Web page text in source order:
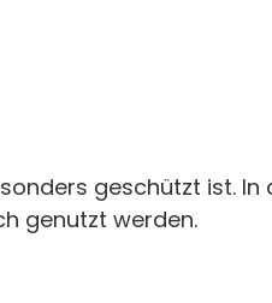
geschützt ist.
genutzt werden.